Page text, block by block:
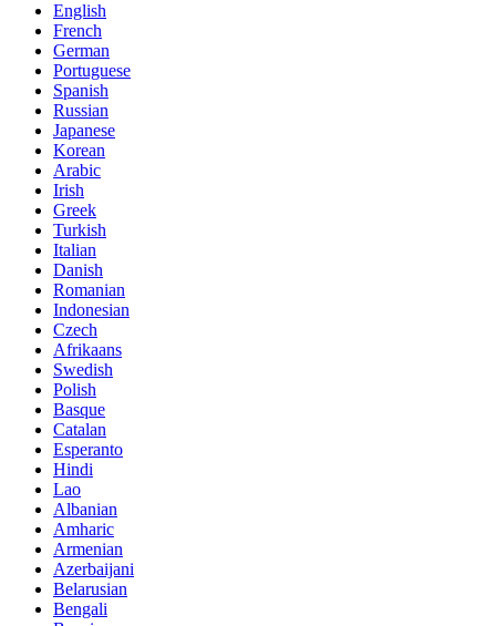
English
French
German
Portuguese
Spanish
Russian
Japanese
Korean
Arabic
Irish
Greek
Turkish
Italian
Danish
Romanian
Indonesian
Czech
Afrikaans
Swedish
Polish
Basque
Catalan
Esperanto
Hindi
Lao
Albanian
Amharic
Armenian
Azerbaijani
Belarusian
Bengali